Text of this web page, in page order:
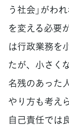
う社会」がわ
を変える必要
は行政業務を
たが、小さく
名残のあった
やり方も考え
自己責任では